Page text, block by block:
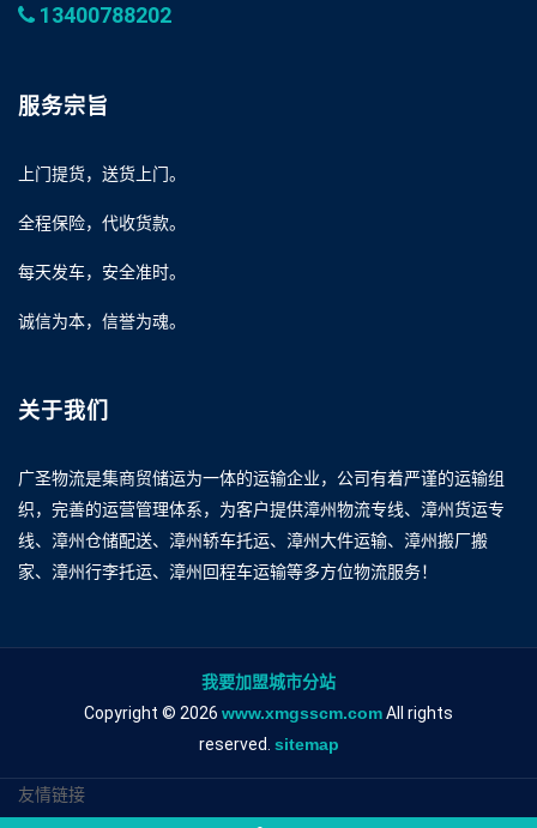
13400788202
服务宗旨
上门提货，送货上门。
全程保险，代收货款。
每天发车，安全准时。
诚信为本，信誉为魂。
关于我们
广圣物流是集商贸储运为一体的运输企业，公司有着严谨的运输组
织，完善的运营管理体系，为客户提供漳州物流专线、漳州货运专
线、漳州仓储配送、漳州轿车托运、漳州大件运输、漳州搬厂搬
家、漳州行李托运、漳州回程车运输等多方位物流服务！
我要加盟城市分站
Copyright © 2026 www.xmgsscm.comAll rights
reserved. sitemap
友情链接